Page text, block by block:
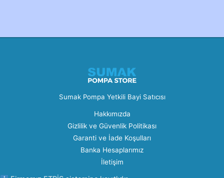
Sumak Pompa Yetkili Bayi Satıcısı
Hakkımızda
Gizlilik ve Güvenlik Politikası
Garanti ve İade Koşulları
Banka Hesaplarımız
İletişim